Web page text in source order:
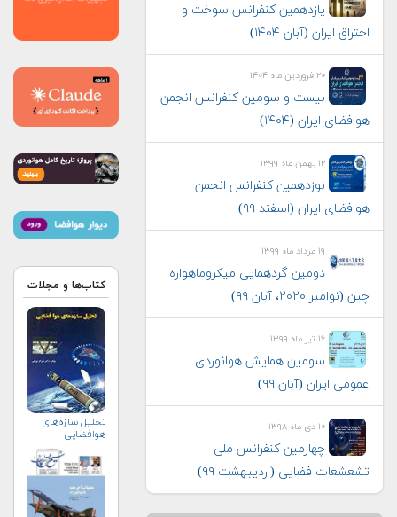
یازدهمین کنفرانس سوخت و
احتراق ایران (آبان‌ ۱۴۰۴)
۲۰ فروردین ماه ۱۴۰۴
بیست و سومین کنفرانس انجمن
هوافضای ايران (۱۴۰۴)
۱۲ بهمن ماه ۱۳۹۹
نوزدهمین کنفرانس انجمن
هوافضای ایران (اسفند ۹۹)
دومین گردهمایی میکروماهواره
چین (نوامبر ۲۰۲۰، آبان ۹۹)
۱۶ تیر ماه ۱۳۹۹
سومین همایش هوانوردی
عمومی ایران (آبان ۹۹)
۱۰ دی ماه ۱۳۹۸
چهارمین کنفرانس ملی
تشعشعات فضایی (اردیبهشت ۹۹)
کتاب‌ها و مجلات
تحلیل سازه‌های
هوافضایی